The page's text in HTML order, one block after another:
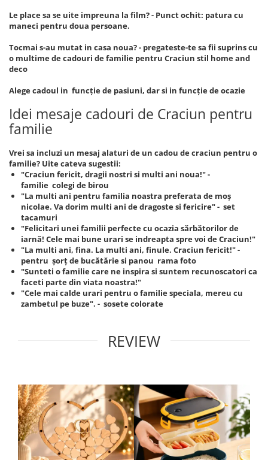
Le place sa se uite impreuna la film? - Punct ochit: patura cu
maneci pentru doua persoane.
Tocmai s-au mutat in casa noua? - pregateste-te sa fii suprins cu
o multime de cadouri de familie pentru Craciun stil home and
deco
Alege cadoul in funcție de pasiuni, dar si in funcție de ocazie
Idei mesaje cadouri de Craciun pentru
familie
Vrei sa incluzi un mesaj alaturi de un cadou de craciun pentru o
familie? Uite cateva sugestii:
"Craciun fericit, dragii nostri si multi ani noua!" -
familie colegi de birou
"La multi ani pentru familia noastra preferata de moș
nicolae. Va dorim multi ani de dragoste si fericire" - set
tacamuri
"Felicitari unei familii perfecte cu ocazia sărbătorilor de
iarnă! Cele mai bune urari se indreapta spre voi de Craciun!"
"La multi ani, fina. La multi ani, finule. Craciun fericit!" -
pentru șorț de bucătărie si panou rama foto
"Sunteti o familie care ne inspira si suntem recunoscatori ca
faceti parte din viata noastra!"
"Cele mai calde urari pentru o familie speciala, mereu cu
zambetul pe buze". - sosete colorate
REVIEW